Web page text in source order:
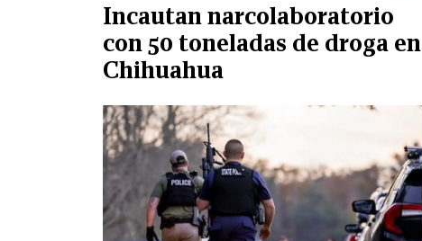
Incautan narcolaboratorio
con 50 toneladas de droga en
Chihuahua